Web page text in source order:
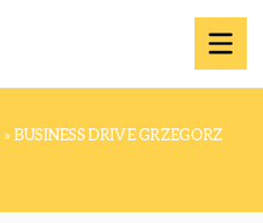
» BUSINESS DRIVE GRZEGORZ